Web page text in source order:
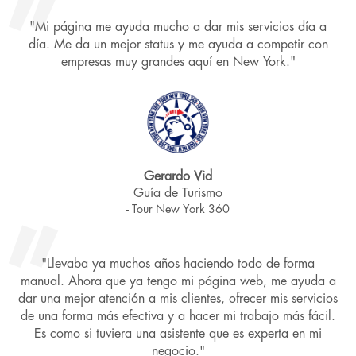
"Mi página me ayuda mucho a dar mis servicios día a
día. Me da un mejor status y me ayuda a competir con
empresas muy grandes aquí en New York."
Gerardo Vid
Guía de Turismo
- Tour New York 360
"Llevaba ya muchos años haciendo todo de forma
manual. Ahora que ya tengo mi página web, me ayuda a
dar una mejor atención a mis clientes, ofrecer mis servicios
de una forma más efectiva y a hacer mi trabajo más fácil.
Es como si tuviera una asistente que es experta en mi
negocio."
Con toda confianza puedes contactarnos, contarnos de
tu proyecto y que andas buscando y con gusto te
daremos una solución.
de logotipo, anuncios en Facebook, Anuncios en
Google, fotografía de producto, Vídeo, Estrategias en
Redes sociales, automatización del proceso de venta,
desarrollo de software a la medida y coaching para
De igual forma, contamos con una gran red de
colaboradores que son proveedores de otros servicios,
si nosotros no hacemos lo que buscas, podemos
Si te interesa algo más aparte de la web podemos
armar un paquete especialmente diseñado para ti,